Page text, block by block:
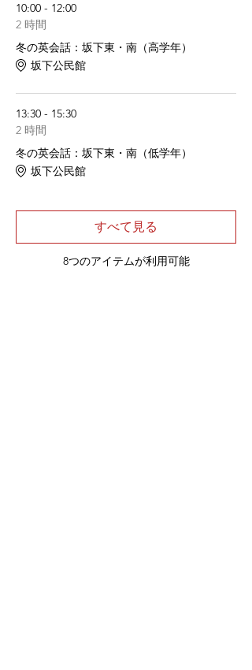
10:00 - 12:00
2 時間
冬の英会話：坂下東・南（高学年）
坂下公民館
13:30 - 15:30
2 時間
冬の英会話：坂下東・南（低学年）
坂下公民館
8つのアイテムが利用可能
すべて見る